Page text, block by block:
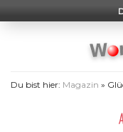
to
Du bist hier: Magazin »